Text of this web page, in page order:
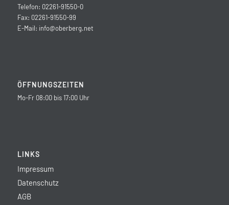
Telefon: 02261-91550-0
Fax: 02261-91550-99
E-Mail: info@oberberg.net
ÖFFNUNGSZEITEN
Mo-Fr 08:00 bis 17:00 Uhr
LINKS
Impressum
Datenschutz
AGB